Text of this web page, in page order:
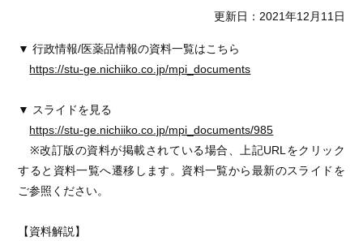
更新日：2021年12月11日
▼ 行政情報/医薬品情報の資料一覧はこちら
https://stu-ge.nichiiko.co.jp/mpi_documents
▼ スライドを見る
https://stu-ge.nichiiko.co.jp/mpi_documents/985
※改訂版の資料が掲載されている場合、上記URLをクリック
すると資料一覧へ遷移します。資料一覧から最新のスライドを
ご参照ください。
【資料解説】